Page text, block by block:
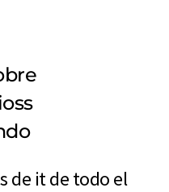
de it de todo el